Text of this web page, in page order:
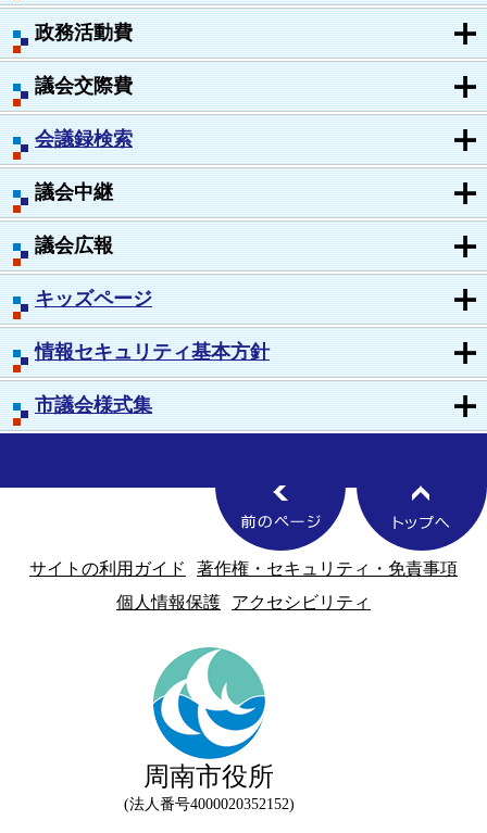
政務活動費
議会交際費
会議録検索
議会中継
議会広報
キッズページ
情報セキュリティ基本方針
市議会様式集
サイトの利用ガイド
著作権・セキュリティ・免責事項
個人情報保護
アクセシビリティ
周南市役所
法人番号4000020352152